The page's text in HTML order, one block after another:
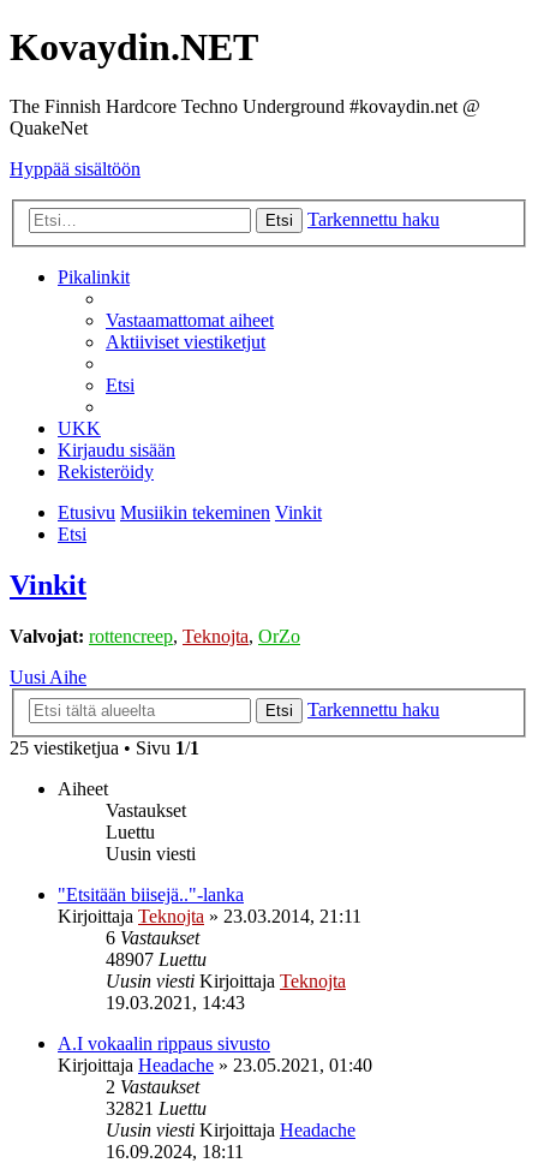
Kovaydin.NET
The Finnish Hardcore Techno Underground #kovaydin.net @
QuakeNet
Hyppää sisältöön
Etsi Tarkennettu haku
Pikalinkit
Vastaamattomat aiheet
Aktiiviset viestiketjut
Etsi
UKK
Kirjaudu sisään
Rekisteröidy
Etusivu Musiikin tekeminen Vinkit
Etsi
Vinkit
Valvojat: rottencreep, Teknojta, OrZo
Uusi Aihe
Etsi
Tarkennettu haku
25 viestiketjua • Sivu 1/1
Aiheet
Vastaukset
Luettu
Uusin viesti
"Etsitään biisejä.."-lanka
Kirjoittaja Teknojta » 23.03.2014, 21:11
6 Vastaukset
48907 Luettu
Uusin viesti Kirjoittaja Teknojta
19.03.2021, 14:43
A.I vokaalin rippaus sivusto
Kirjoittaja Headache » 23.05.2021, 01:40
2 Vastaukset
32821 Luettu
Uusin viesti Kirjoittaja Headache
16.09.2024, 18:11